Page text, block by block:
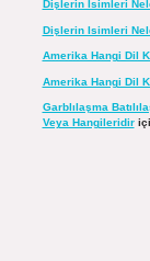
Dişlerin Isimleri
Dişlerin Isimleri
Amerika Hangi Dil
Amerika Hangi Dil
Garblılaşma
Veya Hangileridir